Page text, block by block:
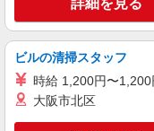
詳細を見る
ビルの清掃スタッフ
時給 1,200円〜1,200
大阪市北区